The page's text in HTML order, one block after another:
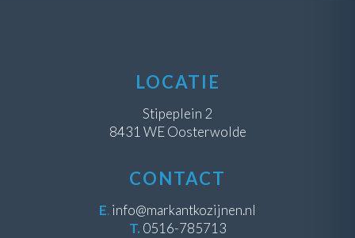
LOCATIE
Stipeplein 2
8431 WE Oosterwolde
CONTACT
E.info@markantkozijnen.nl
T. 0516-785713